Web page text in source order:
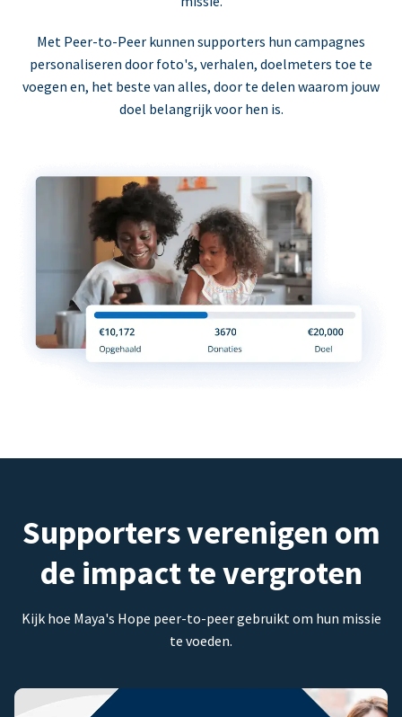
Met Peer-to-Peer kunnen supporters hun campagnes
personaliseren door foto's, verhalen, doelmeters toe te
voegen en, het beste van alles, door te delen waarom jouw
doel belangrijk voor hen is.
Supporters verenigen om
de impact te vergroten
Kijk hoe Maya's Hope peer-to-peer gebruikt om hun missie
te voeden.